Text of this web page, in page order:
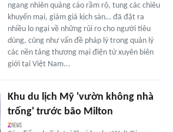
ngang nhiên quảng cáo rầm rộ, tung các chiêu
khuyến mại, giảm giá kịch sàn… đã đặt ra
nhiều lo ngại về những rủi ro cho người tiêu
dùng, cũng như vấn đề pháp lý trong quản lý
các nền tảng thương mại điện tử xuyên biên
giới tại Việt Nam...
Khu du lịch Mỹ 'vườn không nhà
trống' trước bão Milton